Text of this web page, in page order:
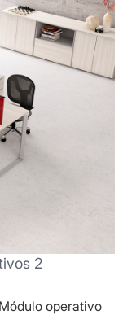
2
operativo